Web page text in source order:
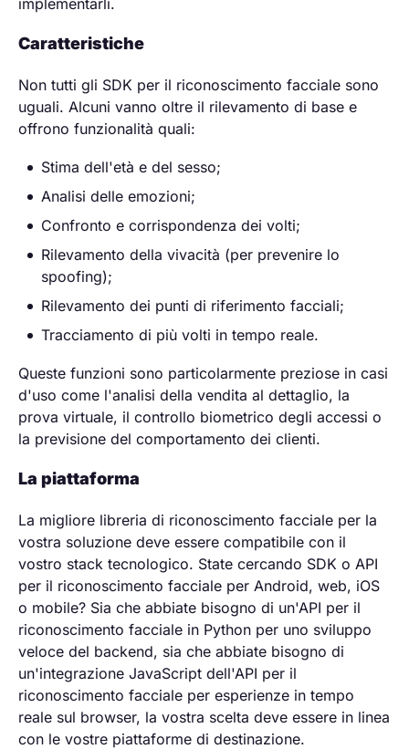
implementarli.
Caratteristiche
Non tutti gli SDK per il riconoscimento facciale sono
uguali. Alcuni vanno oltre il rilevamento di base e
offrono funzionalità quali:
Stima dell'età e del sesso;
Analisi delle emozioni;
Confronto e corrispondenza dei volti;
Rilevamento della vivacità (per prevenire lo
spoofing);
Rilevamento dei punti di riferimento facciali;
Tracciamento di più volti in tempo reale.
Queste funzioni sono particolarmente preziose in casi
d'uso come l'analisi della vendita al dettaglio, la
prova virtuale, il controllo biometrico degli accessi o
la previsione del comportamento dei clienti.
La piattaforma
La migliore libreria di riconoscimento facciale per la
vostra soluzione deve essere compatibile con il
vostro stack tecnologico. State cercando SDK o API
per il riconoscimento facciale per Android, web, iOS
o mobile? Sia che abbiate bisogno di un'API per il
riconoscimento facciale in Python per uno sviluppo
veloce del backend, sia che abbiate bisogno di
un'integrazione JavaScript dell'API per il
riconoscimento facciale per esperienze in tempo
reale sul browser, la vostra scelta deve essere in linea
con le vostre piattaforme di destinazione.